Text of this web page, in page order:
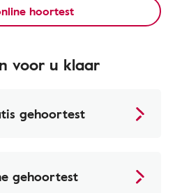
hoortest
voor u klaar
gehoortest
gehoortest